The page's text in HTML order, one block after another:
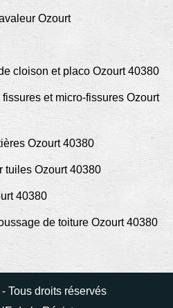
Ozourt
cloison et placo Ozourt 40380
et micro-fissures Ozourt
Ozourt 40380
tuiles Ozourt 40380
40380
de toiture Ozourt 40380
Tous droits réservés